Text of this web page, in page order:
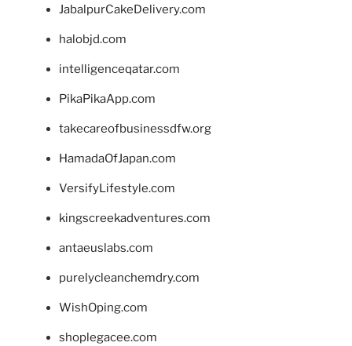
JabalpurCakeDelivery.com
halobjd.com
intelligenceqatar.com
PikaPikaApp.com
takecareofbusinessdfw.org
HamadaOfJapan.com
VersifyLifestyle.com
kingscreekadventures.com
antaeuslabs.com
purelycleanchemdry.com
WishOping.com
shoplegacee.com